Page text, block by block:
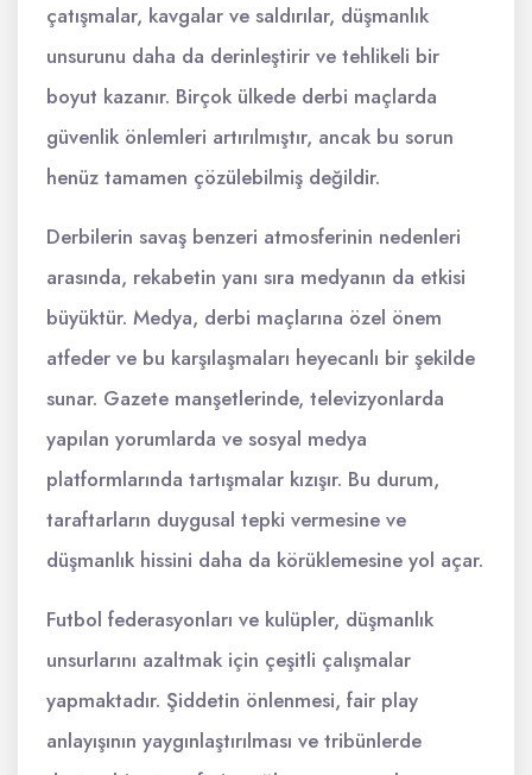
çatışmalar, kavgalar ve saldırılar, düşmanlık
unsurunu daha da derinleştirir ve tehlikeli bir
boyut kazanır. Birçok ülkede derbi maçlarda
güvenlik önlemleri artırılmıştır, ancak bu sorun
henüz tamamen çözülebilmiş değildir.
Derbilerin savaş benzeri atmosferinin nedenleri
arasında, rekabetin yanı sıra medyanın da etkisi
büyüktür. Medya, derbi maçlarına özel önem
atfeder ve bu karşılaşmaları heyecanlı bir şekilde
sunar. Gazete manşetlerinde, televizyonlarda
yapılan yorumlarda ve sosyal medya
platformlarında tartışmalar kızışır. Bu durum,
taraftarların duygusal tepki vermesine ve
düşmanlık hissini daha da körüklemesine yol açar.
Futbol federasyonları ve kulüpler, düşmanlık
unsurlarını azaltmak için çeşitli çalışmalar
yapmaktadır. Şiddetin önlenmesi, fair play
anlayışının yaygınlaştırılması ve tribünlerde